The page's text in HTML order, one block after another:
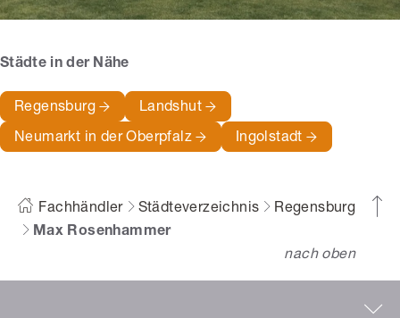
Städte in der Nähe
Regensburg Landshut
Neumarkt in der Oberpfalz Ingolstadt
Fachhändler Städteverzeichnis
Regensburg
Max Rosenhammer
nach oben